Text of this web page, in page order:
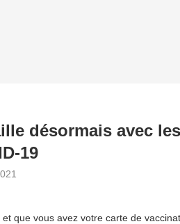
désormais avec
19
que vous avez votre carte de